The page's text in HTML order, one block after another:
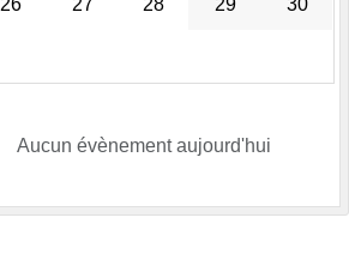
26 27 28 29 30
Aucun évènement aujourd'hui